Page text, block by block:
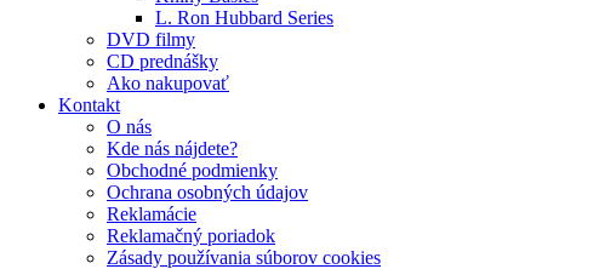
L. Ron Hubbard Series
DVD filmy
CD prednášky
Ako nakupovať
Kontakt
O nás
Kde nás nájdete?
Obchodné podmienky
Ochrana osobných údajov
Reklamácie
Reklamačný poriadok
Zásady používania súborov cookies